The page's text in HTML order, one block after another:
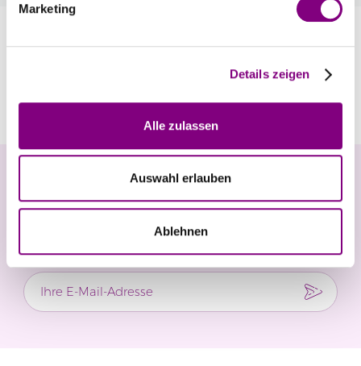
Marketing
Details zeigen
Alle zulassen
Auswahl erlauben
Ablehnen
Newsletter
Angebote.